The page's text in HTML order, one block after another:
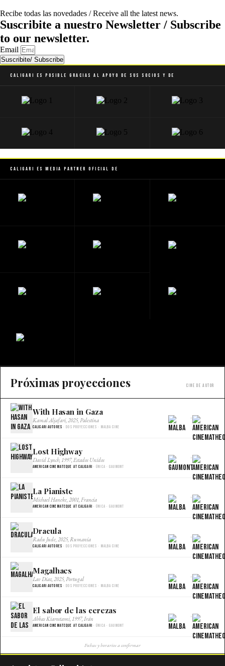
Recibe todas las novedades / Receive all the latest news.
Suscribite a nuestro Newsletter / Subscribe
to our newsletter.
Email
Suscribite/ Subscribe
Caligari es posible gracias al apoyo de sus socios y de
Caligari es Media Partner Oficial de
Próximas proyecciones Cine de autor
With Hasan in Gaza
Kamal Aljafari, 2025, Palestina
Caligari Autores · Dos proyecciones · Malba Cine
×
Lost Highway
David Lynch, 1997, Estados Unidos
American Cinemateque at Caligari · Única · Gaumont
×
La Pianiste
Michael Haneke, 2001, Francia
American Cinemateque at Caligari · Única · Gaumont
×
Dracula
Radu Jude, 2025, Rumania
Caligari Autores · Dos proyecciones · Malba Cine
×
Magalhaes
Lav Diaz, 2025, Portugal
Caligari Autores · Dos proyecciones · Malba Cine
×
El sabor de las cerezas
Abbas Kiarostami, 1997, Irán
American Cinemateque at Caligari · Única · Gaumont
×
Fechas y horarios a confirmar